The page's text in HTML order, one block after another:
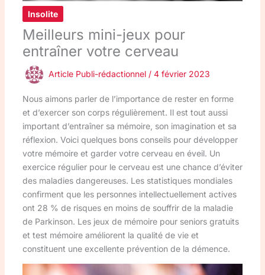
Insolite
Meilleurs mini-jeux pour
entraîner votre cerveau
Article Publi-rédactionnel / 4 février 2023
Nous aimons parler de l’importance de rester en forme
et d’exercer son corps régulièrement. Il est tout aussi
important d’entraîner sa mémoire, son imagination et sa
réflexion. Voici quelques bons conseils pour développer
votre mémoire et garder votre cerveau en éveil. Un
exercice régulier pour le cerveau est une chance d’éviter
des maladies dangereuses. Les statistiques mondiales
confirment que les personnes intellectuellement actives
ont 28 % de risques en moins de souffrir de la maladie
de Parkinson. Les jeux de mémoire pour seniors gratuits
et test mémoire améliorent la qualité de vie et
constituent une excellente prévention de la démence.